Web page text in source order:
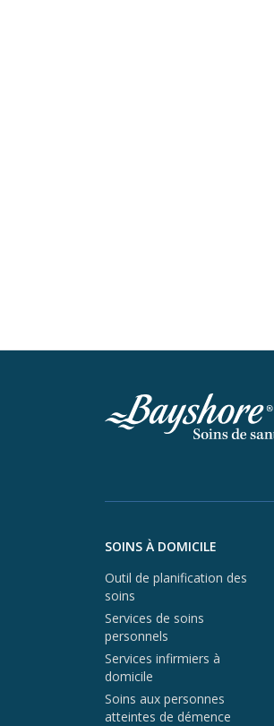
Aller au contenu du pied de page
SOINS À DOMICILE
Outil de planification des
soins
Services de soins
personnels
Services infirmiers à
domicile
Soins aux personnes
atteintes de démence